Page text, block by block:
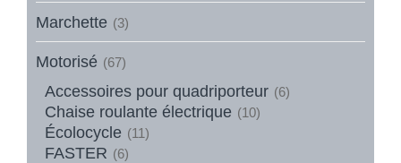
Marchette (3)
Motorisé (67)
Accessoires pour quadriporteur (6)
Chaise roulante électrique (10)
Écolocycle (11)
FASTER (6)